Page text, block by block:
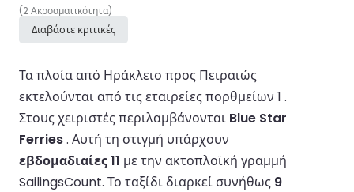
(2Ακροαματικότητα)
Διαβάστε κριτικές
Τα πλοία από Ηράκλειο προς Πειραιώς
εκτελούνται από τις εταιρείες πορθμείων 1 .
Στους χειριστές περιλαμβάνονται Blue Star
Ferries. Αυτή τη στιγμή υπάρχουν
εβδομαδιαίες 11 με την ακτοπλοϊκή γραμμή
SailingsCount. Το ταξίδι διαρκεί συνήθως 9